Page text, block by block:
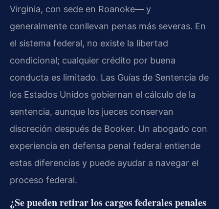
Virginia, con sede en Roanoke— y
generalmente conllevan penas más severas. En
el sistema federal, no existe la libertad
condicional; cualquier crédito por buena
conducta es limitado. Las Guías de Sentencia de
los Estados Unidos gobiernan el cálculo de la
sentencia, aunque los jueces conservan
discreción después de Booker. Un abogado con
experiencia en defensa penal federal entiende
estas diferencias y puede ayudar a navegar el
proceso federal.
¿Se pueden retirar los cargos federales penales